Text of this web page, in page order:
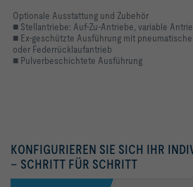
Optionale Ausstattung und Zubehör
■ Stellantriebe: Auf-Zu-Antriebe, variable
■ Ex-geschützte Ausführung mit
oder Federrücklaufantrieb
■ Pulverbeschichtete Ausführung
KONFIGURIEREN SIE SICH IHR
– SCHRITT FÜR SCHRITT